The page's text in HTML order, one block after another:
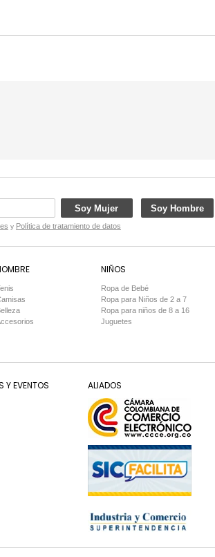
Soy Mujer Soy Hombre
y Política de tratamiento de datos
NIÑOS
Ropa de Bebé
Ropa para Niños de 2 a 7
Ropa para niños de 8 a 16
Juguetes
Y EVENTOS ALIADOS